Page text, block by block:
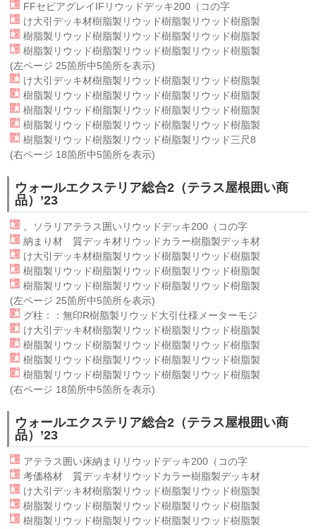
FFセピアグレイIF リウッドデッキ200（コの字
け大引デッキ材樹脂製 リウッド樹脂製リウッド樹脂製
樹脂製リウッド樹脂製 リウッド樹脂製リウッド樹脂製
樹脂製リウッド樹脂製 リウッド樹脂製リウッド樹脂製
(左ページ 25箇所中5箇所を表示)
け大引デッキ材樹脂製 リウッド樹脂製リウッド樹脂製
樹脂製リウッド樹脂製 リウッド樹脂製リウッド樹脂製
樹脂製リウッド樹脂製 リウッド樹脂製リウッド樹脂製
樹脂製リウッド樹脂製 リウッド樹脂製リウッド樹脂製
樹脂製リウッド樹脂製 リウッド樹脂製リウッド三尺8
(右ページ 18箇所中5箇所を表示)
ウォールエクステリア総合2（テラス屋根囲い商
品）’23
。ソラリアテラス囲い リウッドデッキ200（コの字
納まり材 質デッキ材リウッドカラー樹脂製デッキ材
け大引デッキ材樹脂製 リウッド樹脂製リウッド樹脂製
樹脂製リウッド樹脂製 リウッド樹脂製リウッド樹脂製
樹脂製リウッド樹脂製 リウッド樹脂製リウッド樹脂製
(左ページ 25箇所中5箇所を表示)
グ柱：：無印R樹脂製 リウッド大引仕様メーターモジ
け大引デッキ材樹脂製 リウッド樹脂製リウッド樹脂製
樹脂製リウッド樹脂製 リウッド樹脂製リウッド樹脂製
樹脂製リウッド樹脂製 リウッド樹脂製リウッド樹脂製
樹脂製リウッド樹脂製 リウッド樹脂製リウッド樹脂製
(右ページ 18箇所中5箇所を表示)
ウォールエクステリア総合2（テラス屋根囲い商
品）’23
アテラス囲い床納まり リウッドデッキ200（コの字
考価格材 質デッキ材リウッドカラー樹脂製デッキ材
け大引デッキ材樹脂製 リウッド樹脂製リウッド樹脂製
樹脂製リウッド樹脂製 リウッド樹脂製リウッド樹脂製
樹脂製リウッド樹脂製 リウッド樹脂製リウッド樹脂製